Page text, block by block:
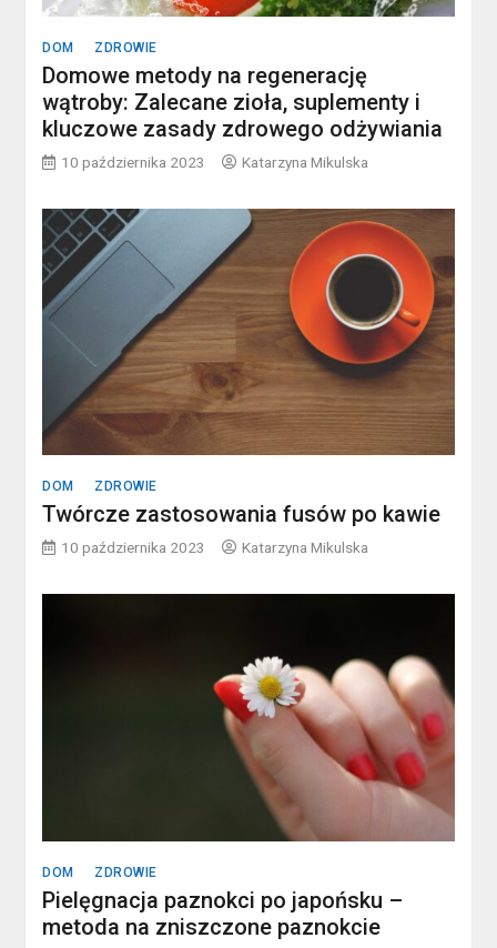
DOM ZDROWIE
Domowe metody na regenerację
wątroby: Zalecane zioła, suplementy i
kluczowe zasady zdrowego odżywiania
10 października 2023 Katarzyna Mikulska
DOM ZDROWIE
Twórcze zastosowania fusów po kawie
10 października 2023 Katarzyna Mikulska
DOM ZDROWIE
Pielęgnacja paznokci po japońsku –
metoda na zniszczone paznokcie